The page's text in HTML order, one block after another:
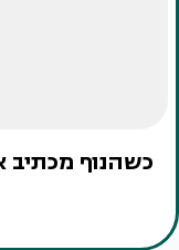
כשהנוף מכתיב